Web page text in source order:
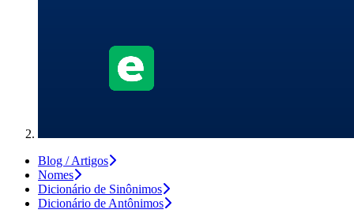
Blog / Artigos
Nomes
Dicionário de Sinônimos
Dicionário de Antônimos